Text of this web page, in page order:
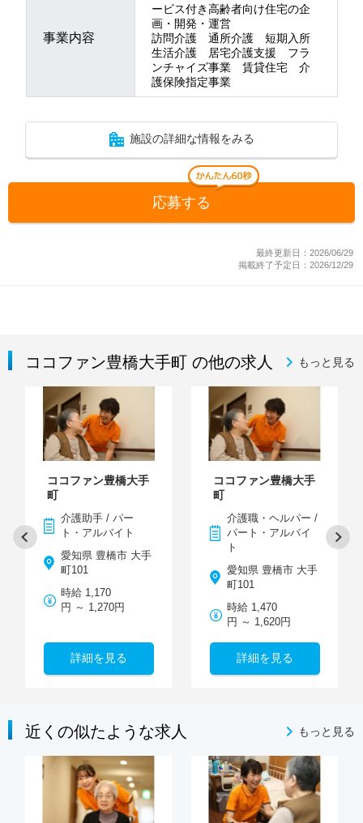
事業内容
ービス付き高齢者向け住宅の企
画・開発・運営
訪問介護 通所介護 短期入所
生活介護 居宅介護支援 フラ
ンチャイズ事業 賃貸住宅 介
護保険指定事業
施設の詳細な情報をみる
応募する
最終更新日：2026/06/29
掲載終了予定日：2026/12/29
ココファン豊橋大手町 の他の求人 もっと見る
ココファン豊橋大手
町
介護助手 / パー
ト・アルバイト
愛知県 豊橋市 大手
町101
時給 1,170
円 ～ 1,270円
詳細を見る
ココファン豊橋大手
町
介護職・ヘルパー /
パート・アルバイ
ト
愛知県 豊橋市 大手
町101
時給 1,470
円 ～ 1,620円
詳細を見る
近くの似たような求人 もっと見る